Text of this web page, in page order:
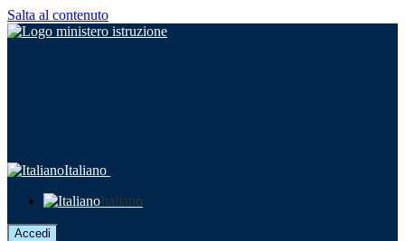
Salta al contenuto
Italiano
Italiano
Accedi